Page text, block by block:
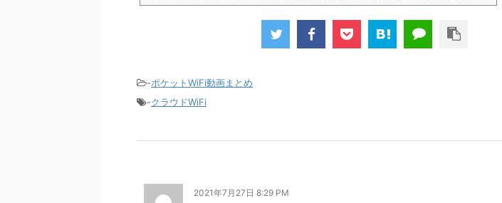
ペーン＼激熱の三木谷さんキャンペーン／2回線目以降でもOK再契約でもでもOK背水の陣の楽天
モバイル。ついに「最後の賭け」とも思えるポイントばら撒きキャンペーンを発動してきました。
■キャンペーン概要三木谷社長の特別招待ページから楽天モバイ...
-ポケットWiFi動画まとめ
-クラウドWiFi
2021年7月27日 8:29 PM